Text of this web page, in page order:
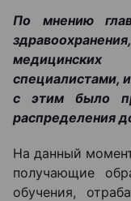
По мнению
специалистами,
с этим было
распределения
На данный
получающие
обучения,